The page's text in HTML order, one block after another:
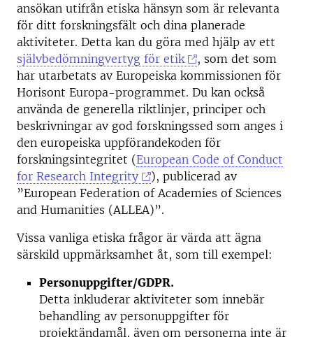
ansökan utifrån etiska hänsyn som är relevanta
för ditt forskningsfält och dina planerade
aktiviteter. Detta kan du göra med hjälp av ett
självbedömningvertyg för etik
, som det som
har utarbetats av Europeiska kommissionen för
Horisont Europa-programmet. Du kan också
använda de generella riktlinjer, principer och
beskrivningar av god forskningssed som anges i
den europeiska uppförandekoden för
forskningsintegritet (European Code of Conduct
for Research Integrity
), publicerad av
”European Federation of Academies of Sciences
and Humanities (ALLEA)”.
Vissa vanliga etiska frågor är värda att ägna
särskild uppmärksamhet åt, som till exempel:
Personuppgifter/GDPR.
Detta inkluderar aktiviteter som innebär
behandling av personuppgifter för
projektändamål, även om personerna inte är